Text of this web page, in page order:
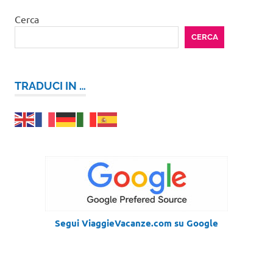
Cerca
CERCA
TRADUCI IN …
Segui ViaggieVacanze.com su Google